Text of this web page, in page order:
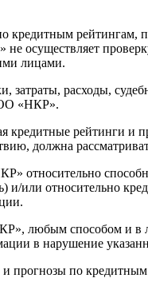
рейтингам,
лицами.
расходы,
«НКР».
рейтинги и
должна
и/или относительно
любым способом и в
в нарушение
прогнозы по